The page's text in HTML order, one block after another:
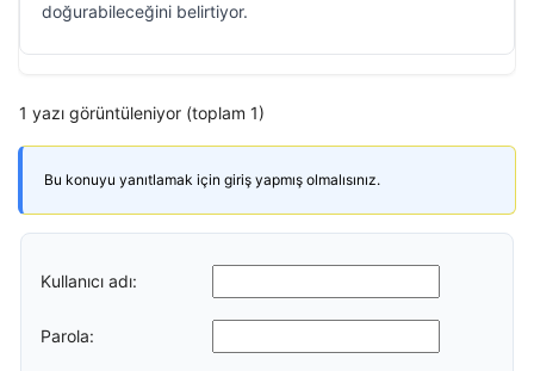
doğurabileceğini belirtiyor.
1 yazı görüntüleniyor (toplam 1)
Bu konuyu yanıtlamak için giriş yapmış olmalısınız.
Kullanıcı adı:
Parola: